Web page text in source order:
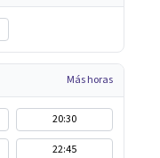
Más horas
20:30
22:45